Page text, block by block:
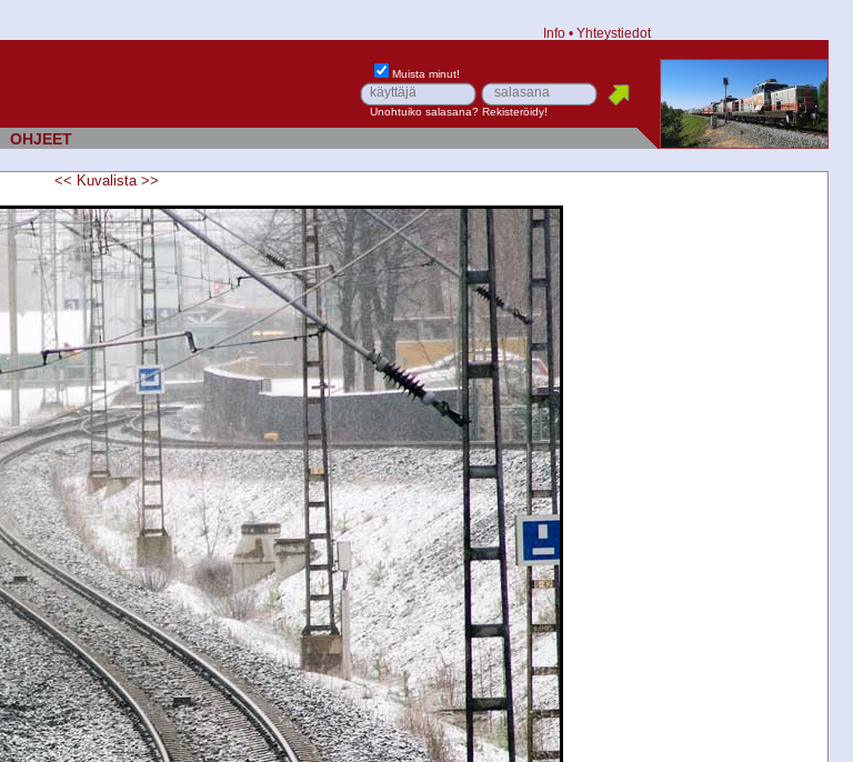
OHJEET
Info • Yhteystiedot
Muista minut!
Unohtuiko salasana? Rekisteröidy!
<< Kuvalista >>